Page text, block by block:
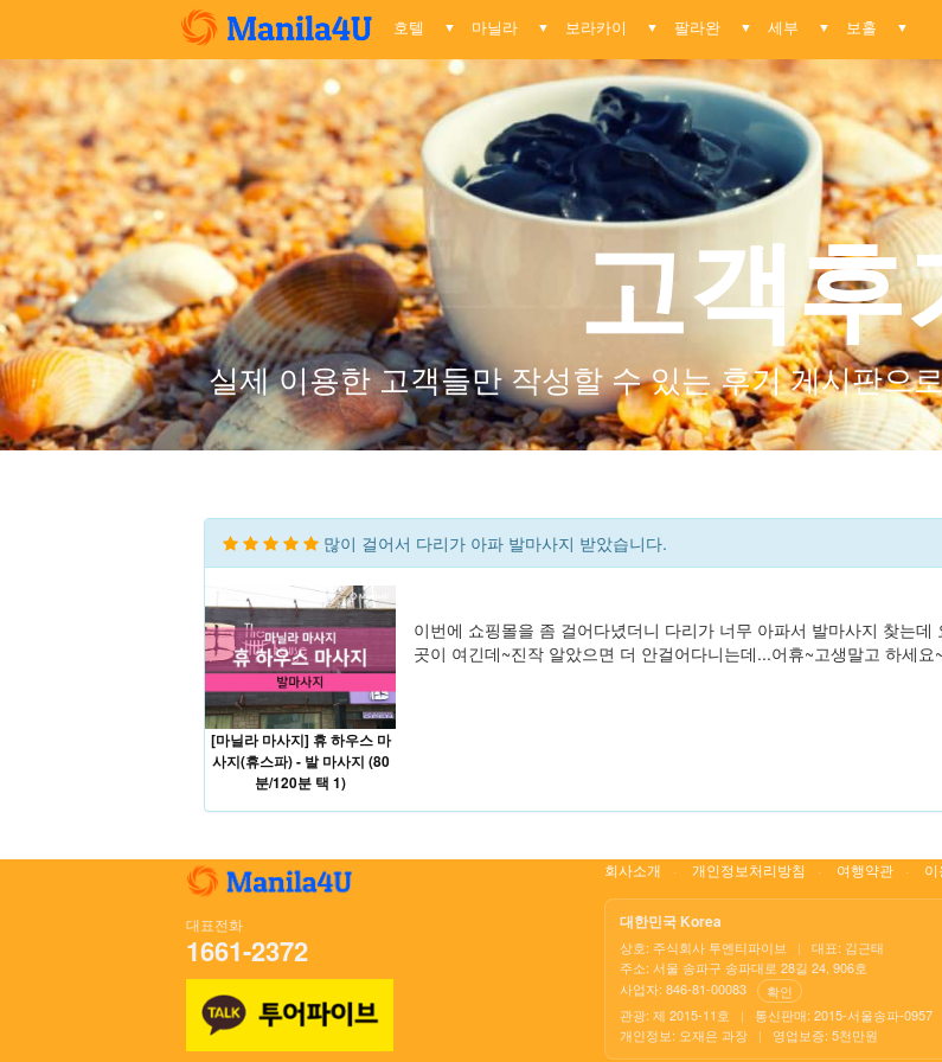
호텔 ▼ 마닐라 ▼ 보라카이 ▼ 팔라완 ▼ 세부 ▼ 보홀 ▼
고객후
실제 이용한 고객들만 작성할 수 있는 후기 게시판으
많이 걸어서 다리가 아파 발마사지 받았습니다.
[마닐라 마사지] 휴 하우스 마
사지(휴스파) - 발 마사지 (80
분/120분 택 1)
이번에 쇼핑몰을 좀 걸어다녔더니 다리가 너무 아파서 발마사지 찾는
곳이 여긴데~진작 알았으면 더 안걸어다니는데...어휴~고생말고 하세요~
대표전화
1661-2372
회사소개 개인정보처리방침 여행약관
대한민국 Korea
상호: 주식회사 투엔티파이브 |
대표: 김근태
주소: 서울 송파구 송파대로 28길 24, 906호
사업자: 846-81-00083
확인
관광: 제 2015-11호
|
통신판매: 2015-서울송파-0957
개인정보: 오재은 과장
| 영업보증: 5천만원